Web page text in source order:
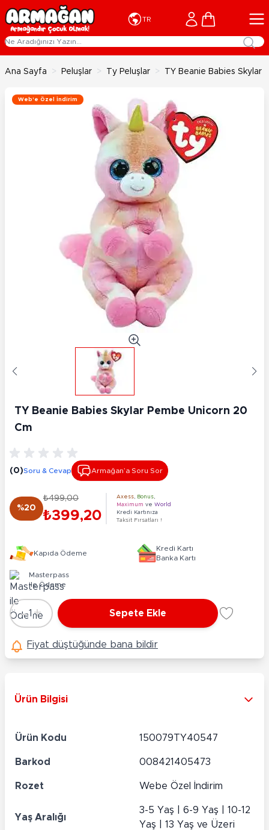
İçeriğe geç
TR Cart
Ana Sayfa > Peluşlar > Ty Peluşlar > TY Beanie Babies Skylar
Web'e Özel İndirim
TY Beanie Babies Skylar Pembe Unicorn 20
Cm
(0)Soru & Cevap Armağan’a Soru Sor
%20
₺499,00
₺399,20
Axess Bonus
Maximum ve World
Kredi Kartınıza
Taksit Fırsatları !
Kapıda Ödeme
Kredi Kartı
Banka Kartı
Masterpass
ile Ödeme
Adet
-1 + Sepete Ekle
Fiyat düştüğünde bana bildir
Ürün Bilgisi
Ürün Kodu 150079TY40547
Barkod 008421405473
Rozet Webe Özel İndirim
Yaş Aralığı
3-5 Yaş | 6-9 Yaş | 10-12
Yaş | 13 Yaş ve Üzeri